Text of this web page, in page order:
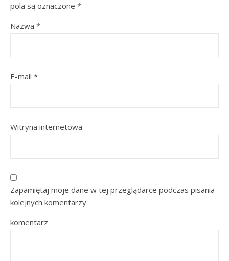
pola są oznaczone *
Nazwa *
E-mail *
Witryna internetowa
Zapamiętaj moje dane w tej przeglądarce podczas pisania
kolejnych komentarzy.
komentarz